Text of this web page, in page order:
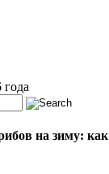
года
на зиму: